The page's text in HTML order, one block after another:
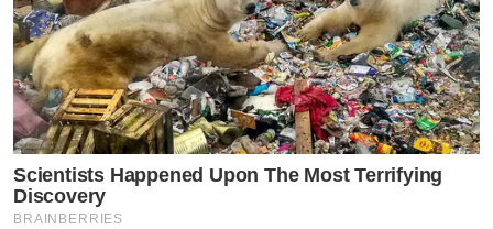
Scientists Happened Upon The Most Terrifying
Discovery
BRAINBERRIES